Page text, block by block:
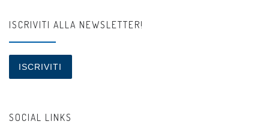
ISCRIVITI ALLA NEWSLETTER!
ISCRIVITI
SOCIAL LINKS